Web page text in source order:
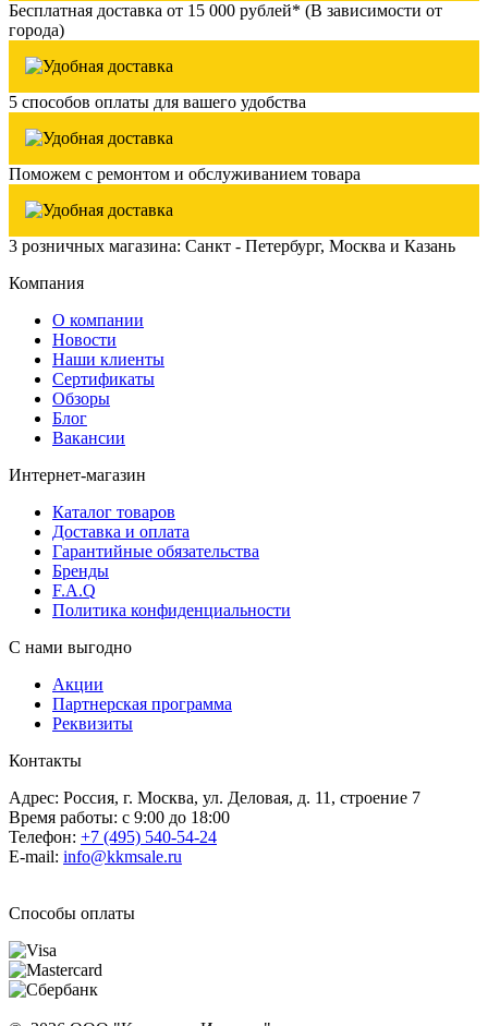
Бесплатная доставка от 15 000 рублей* (В зависимости от
города)
5 способов оплаты для вашего удобства
Поможем с ремонтом и обслуживанием товара
3 розничных магазина: Санкт - Петербург, Москва и Казань
Компания
О компании
Новости
Наши клиенты
Сертификаты
Обзоры
Блог
Вакансии
Интернет-магазин
Каталог товаров
Доставка и оплата
Гарантийные обязательства
Бренды
F.A.Q
Политика конфиденциальности
С нами выгодно
Акции
Партнерская программа
Реквизиты
Контакты
Адрес: Россия, г. Москва, ул. Деловая, д. 11, строение 7
Время работы: с 9:00 до 18:00
Телефон: +7 (495) 540-54-24
E-mail: info@kkmsale.ru
Способы оплаты